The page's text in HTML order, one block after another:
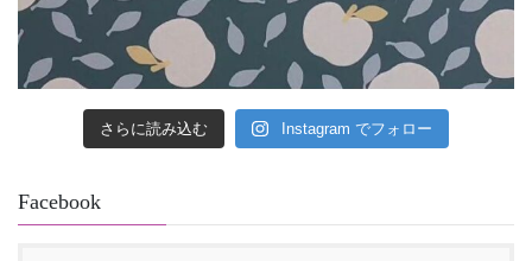
さらに読み込む Instagram でフォロー
Facebook